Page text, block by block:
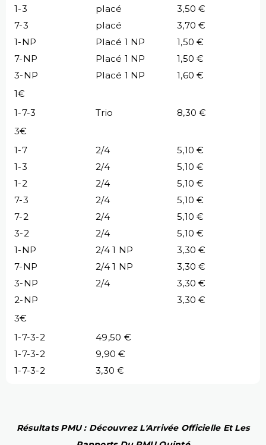
1-3 placé
3,50 €
7-3
placé
3,70 €
1-NP
Placé 1 NP
1,50 €
7-NP
Placé 1 NP
1,50 €
3-NP
Placé 1 NP
1,60 €
1€
1-7-3
Trio
8,30 €
3€
1-7
2/4
5,10 €
1-3
2/4
5,10 €
1-2
2/4
5,10 €
7-3
2/4
5,10 €
7-2
2/4
5,10 €
3-2
2/4
5,10 €
1-NP
2/4 1 NP
3,30 €
7-NP
2/4 1 NP
3,30 €
3-NP
2/4
3,30 €
2-NP
3,30 €
3€
1-7-3-2
49,50 €
1-7-3-2
9,90 €
1-7-3-2
3,30 €
Résultats PMU : Découvrez L'Arrivée Officielle Et Les